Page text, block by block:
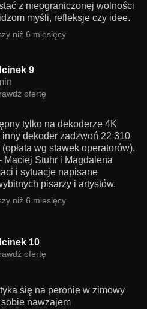
z nieograniczonej wolności
myśli, refleksje czy idee.
niż 6 miesięcy
9
ofertę
tylko na dekoderze 4K
dekoder zadzwoń 22 310
wg stawek operatorów).
Maciej Stuhr i Magdalena
i sytuacje napisane
pisarzy i artystów.
niż 6 miesięcy
10
ofertę
się na peronie w zimowy
nawzajem